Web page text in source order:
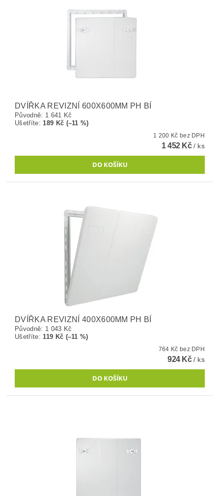
DVÍŘKA REVIZNÍ 600X600MM PH BÍ
Původně: 1 641 Kč
Ušetříte: 189 Kč (–11 %)
1 200 Kč bez DPH
1 452 Kč/ ks
DVÍŘKA REVIZNÍ 400X600MM PH BÍ
Původně: 1 043 Kč
Ušetříte: 119 Kč (–11 %)
764 Kč bez DPH
924 Kč/ ks